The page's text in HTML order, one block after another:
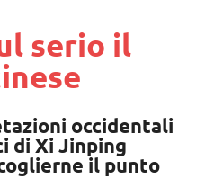
serio il
occidentali
di Xi Jinping
il punto